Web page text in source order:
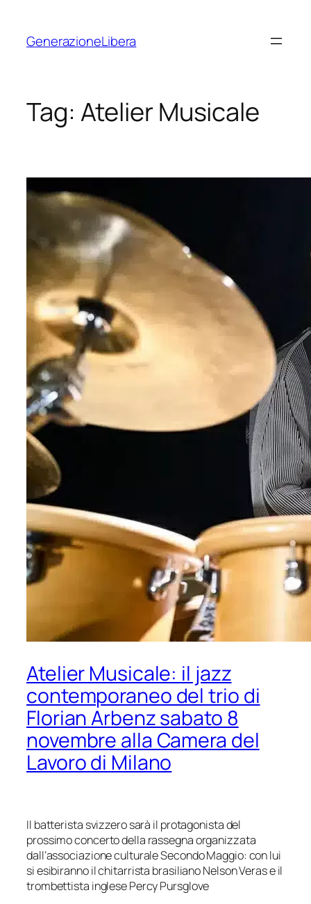
contenuto
GenerazioneLibera
Tag: Atelier Musicale
Atelier Musicale: il jazz
contemporaneo del trio di
Florian Arbenz sabato 8
novembre alla Camera del
Lavoro di Milano
Il batterista svizzero sarà il protagonista del
prossimo concerto della rassegna organizzata
dall’associazione culturale Secondo Maggio: con lui
si esibirannoil chitarrista brasiliano Nelson Veras e il
trombettista inglese Percy Pursglove